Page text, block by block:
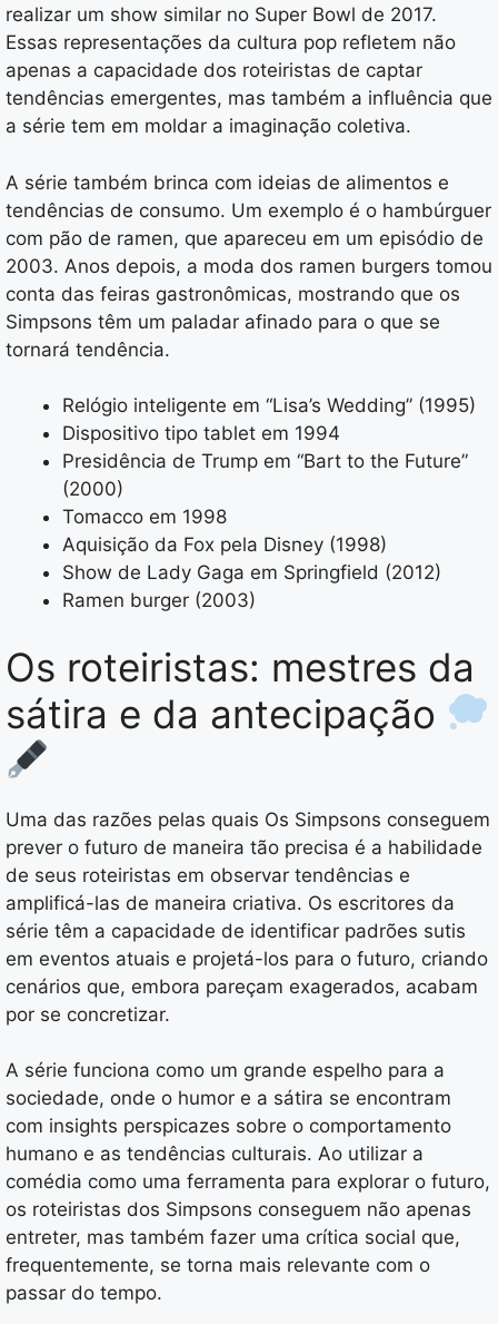
realizar um show similar no Super Bowl de 2017.
Essas representações da cultura pop refletem não
apenas a capacidade dos roteiristas de captar
tendências emergentes, mas também a influência que
a série tem em moldar a imaginação coletiva.
A série também brinca com ideias de alimentos e
tendências de consumo. Um exemplo é o hambúrguer
com pão de ramen, que apareceu em um episódio de
2003. Anos depois, a moda dos ramen burgers tomou
conta das feiras gastronômicas, mostrando que os
Simpsons têm um paladar afinado para o que se
tornará tendência.
Relógio inteligente em “Lisa’s Wedding” (1995)
Dispositivo tipo tablet em 1994
Presidência de Trump em “Bart to the Future”
(2000)
Tomacco em 1998
Aquisição da Fox pela Disney (1998)
Show de Lady Gaga em Springfield (2012)
Ramen burger (2003)
Os roteiristas: mestres da
sátira e da antecipação
Uma das razões pelas quais Os Simpsons conseguem
prever o futuro de maneira tão precisa é a habilidade
de seus roteiristas em observar tendências e
amplificá-las de maneira criativa. Os escritores da
série têm a capacidade de identificar padrões sutis
em eventos atuais e projetá-los para o futuro, criando
cenários que, embora pareçam exagerados, acabam
por se concretizar.
A série funciona como um grande espelho para a
sociedade, onde o humor e a sátira se encontram
com insights perspicazes sobre o comportamento
humano e as tendências culturais. Ao utilizar a
comédia como uma ferramenta para explorar o futuro,
os roteiristas dos Simpsons conseguem não apenas
entreter, mas também fazer uma crítica social que,
frequentemente, se torna mais relevante com o
passar do tempo.